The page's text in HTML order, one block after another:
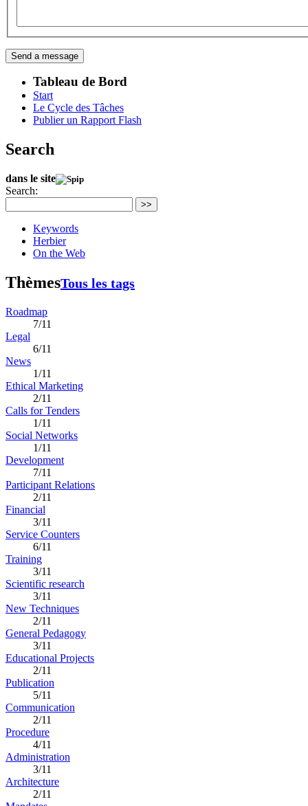
Tableau de Bord
Start
Le Cycle des Tâches
Publier un Rapport Flash
Search
dans le site
Search:
>>
Keywords
Herbier
On the Web
ThèmesTous les tags
Roadmap
7/11
Legal
6/11
News
1/11
Ethical Marketing
2/11
Calls for Tenders
1/11
Social Networks
1/11
Development
7/11
Participant Relations
2/11
Financial
3/11
Service Counters
6/11
Training
3/11
Scientific research
3/11
New Techniques
2/11
General Pedagogy
3/11
Educational Projects
2/11
Publication
5/11
Communication
2/11
Procedure
4/11
Administration
3/11
Architecture
2/11